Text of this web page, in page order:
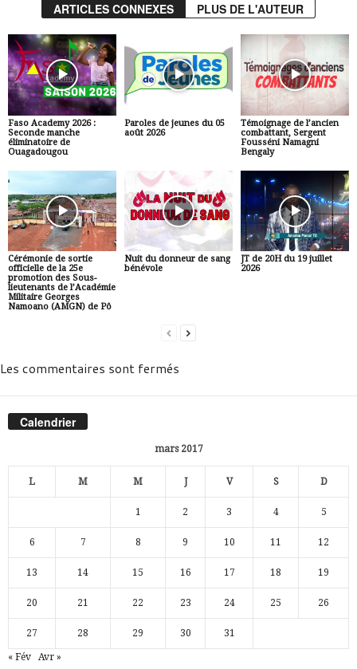
ARTICLES CONNEXES PLUS DE L'AUTEUR
Faso Academy 2026 :
Seconde manche
éliminatoire de
Ouagadougou
Paroles de jeunes du 05
août 2026
Témoignage de l’ancien
combattant, Sergent
Fousséni Namagni
Bengaly
Cérémonie de sortie
officielle de la 25e
promotion des Sous-
lieutenants de l’Académie
Militaire Georges
Namoano (AMGN) de Pô
Nuit du donneur de sang
bénévole
JT de 20H du 19 juillet
2026
Les commentaires sont fermés
Calendrier
mars 2017
L M M J V S D
1 2 3 4 5
6 7 8 9 10 11 12
13 14 15 16 17 18 19
20 21 22 23 24 25 26
27 28 29 30 31
« Fév Avr »